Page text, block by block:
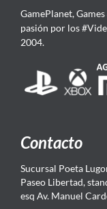
GamePlanet,
pasión por los
2004.
Contacto
Sucursal Poeta
Paseo Libertad,
esq Av. Manuel